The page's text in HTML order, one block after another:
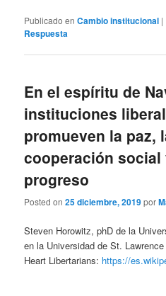
Publicado en Cambio institucional |
Respuesta
En el espíritu de
instituciones
promueven la paz,
cooperación social
progreso
Posted on25 diciembre, 2019por
Steven Horowitz, phD de la
en la Universidad de St.
Heart Libertarians: https://